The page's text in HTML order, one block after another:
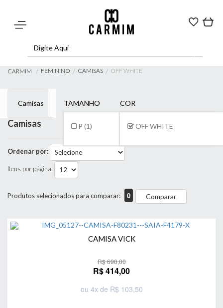
CARMIM FEMININO CAMISAS OFF WHITE
Camisas TAMANHO
P (1)
COR
OFF WHITE
Camisas
Ordenar por:
Itens por página:
Produtos selecionados para comparar: 0 Comparar
CAMISA VICK
R$ 690,00
R$ 414,00
ou 4x de R$ 103,50